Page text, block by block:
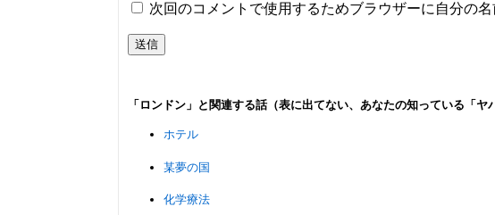
次回のコメントで使用するためブラウザーに自分の
「ロンドン」と関連する話（表に出てない、あなたの知っている「ヤ
ホテル
某夢の国
化学療法